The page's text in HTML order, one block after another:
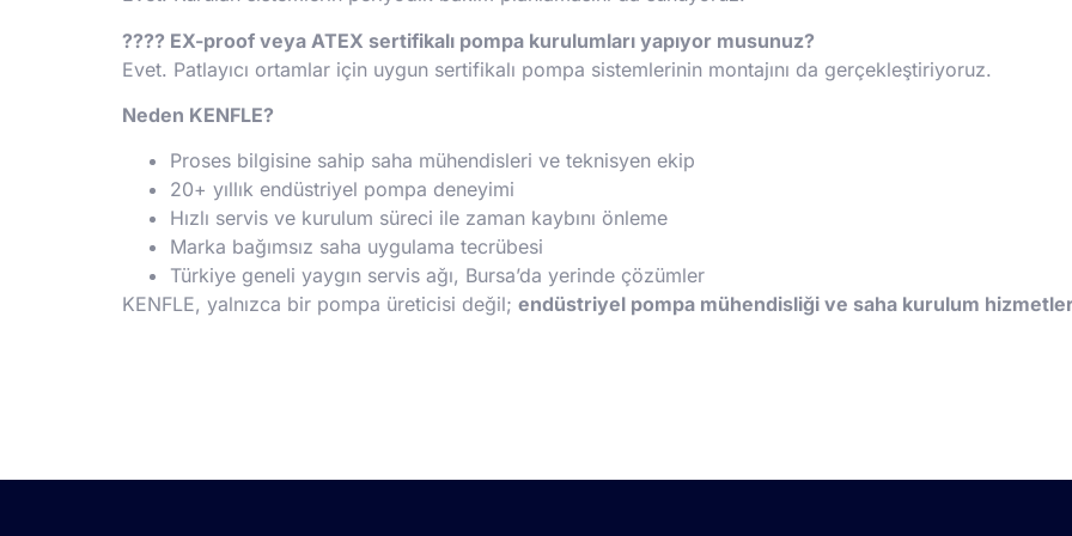
???? EX-proof veya ATEX sertifikalı pompa kurulumları yapıyor musunuz?
Evet. Patlayıcı ortamlar için uygun sertifikalı pompa sistemlerinin montajını da gerçekleştiriyoruz.
Neden KENFLE?
Proses bilgisine sahip saha mühendisleri ve teknisyen ekip
20+ yıllık endüstriyel pompa deneyimi
Hızlı servis ve kurulum süreci ile zaman kaybını önleme
Marka bağımsız saha uygulama tecrübesi
Türkiye geneli yaygın servis ağı, Bursa’da yerinde çözümler
KENFLE, yalnızca bir pompa üreticisi değil; endüstriyel pompa mühendisliği ve saha kurulum